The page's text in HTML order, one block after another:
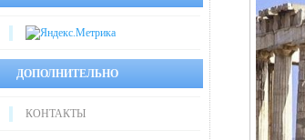
ДОПОЛНИТЕЛЬНО
КОНТАКТЫ